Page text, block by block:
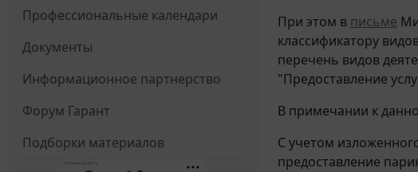
Профессиональные календари
Документы
Информационное партнерство
Форум Гарант
Подборки материалов
При этом в письме
классификатору
перечень видов
"Предоставление
В примечании к
С учетом
предоставление